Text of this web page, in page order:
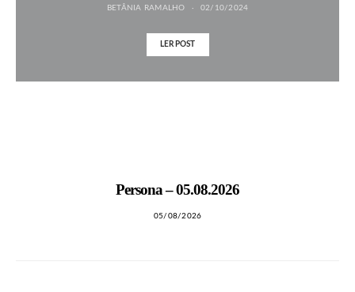
BETÂNIA RAMALHO 02/10/2024
LER POST
Persona – 05.08.2026
05/08/2026